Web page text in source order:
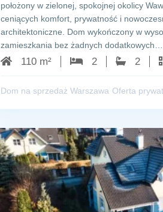
położony w zielonej, spokojnej okolicy
ceniących komfort, prywatność i
architektoniczne. Dom wykończony w
zamieszkania bez żadnych dodatkowych…
110 m² 2 2
Dom na sprzedaż Warszawa Oferta